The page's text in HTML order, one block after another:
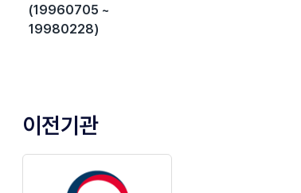
(19960705 ~
19980228)
이전기관